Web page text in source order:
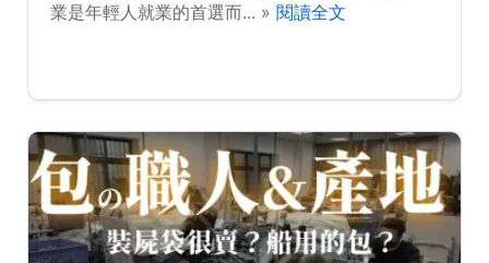
業是年輕人就業的首選而... » 閱讀全文